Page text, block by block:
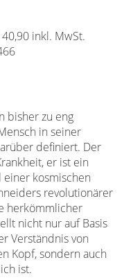
40,90 inkl. MwSt.
bisher zu eng
in seiner
definiert. Der
er ist ein
kosmischen
revolutionärer
herkömmlicher
nicht nur auf Basis
Verständnis von
Kopf, sondern auch
ist.